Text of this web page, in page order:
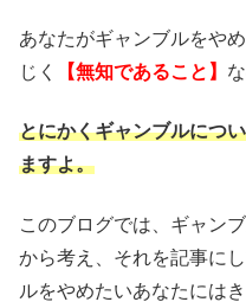
あなたがギャンブルをや
じく
【無知であること】
とにかくギャンブルにつ
ますよ。
このブログでは、ギャン
から考え、それを記事に
ルをやめたいあなたには